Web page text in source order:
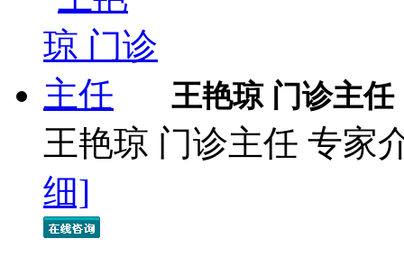
王艳琼 门诊主任
王艳琼 门诊主任 专家
细]